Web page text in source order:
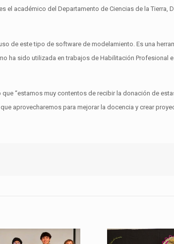
académico del Departamento de Ciencias de la Tierra,
de este tipo de software de modelamiento. Es una
ha sido utilizada en trabajos de Habilitación Profesional
que “estamos muy contentos de recibir la donación de
aprovecharemos para mejorar la docencia y crear